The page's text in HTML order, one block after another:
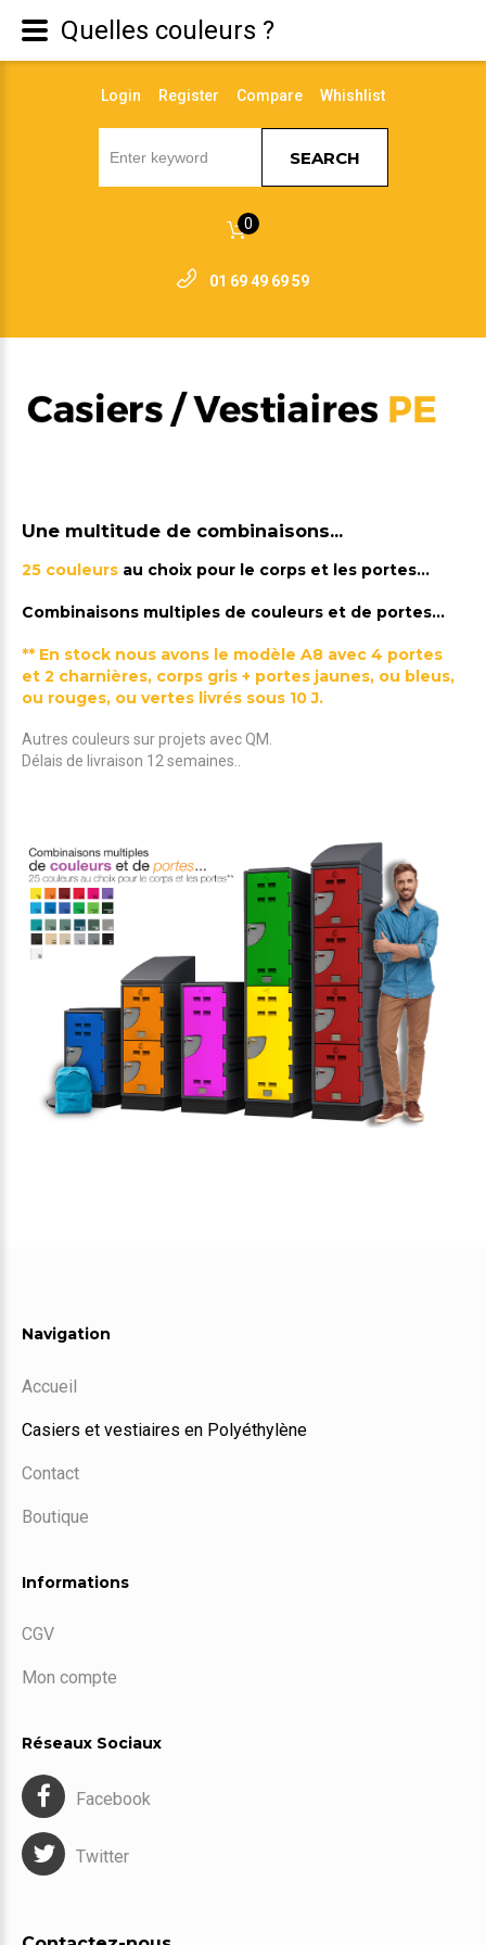
Login Register Compare Whishlist
SEARCH
0
01 69 49 69 59
Une multitude de combinaisons...
25 couleurs au choix pour le corps et les portes...
Combinaisons multiples de couleurs et de portes...
** En stock nous avons le modèle A8 avec 4 portes
et 2 charnières, corps gris + portes jaunes, ou bleus,
ou rouges, ou vertes livrés sous 10 J.
Autres couleurs sur projets avec QM.
Délais de livraison 12 semaines..
Navigation
Accueil
Casiers et vestiaires en Polyéthylène
Contact
Boutique
Informations
CGV
Mon compte
Réseaux Sociaux
Facebook
Twitter
Quelles couleurs ?